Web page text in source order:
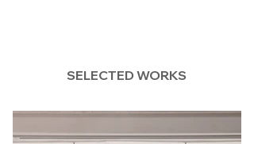
SELECTED WORKS